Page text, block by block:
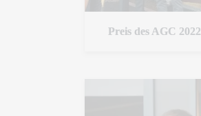
Preis des AGC 2022